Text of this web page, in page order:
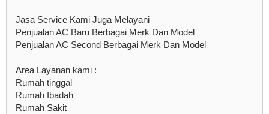
Jasa Service Kami Juga Melayani
Penjualan AC Baru Berbagai Merk Dan Model
Penjualan AC Second Berbagai Merk Dan Model
Area Layanan kami :
Rumah tinggal
Rumah Ibadah
Rumah Sakit